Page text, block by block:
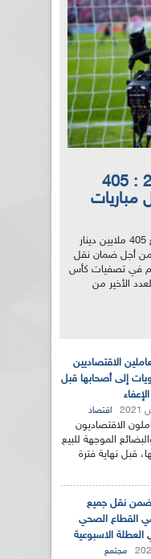
تصفيات مونديال-2022 : 405
مباريات
تم تخصيص مبلغ 405 ملايين دينار
من أجل ضمان نقل
في تصفيات كأس
في العدد الأخير من
الاقتصاديين
إلى أصحابها قبل
اقتصاد
الاقتصاديون
الموجهة للبيع
قبل نهاية فترة
تضمن نقل جميع
القطاع الصحي
الاسبوعية
مجتمع